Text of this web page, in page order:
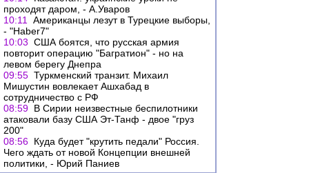
проходят даром, - А.Уваров
10:11
Американцы лезут в Турецкие выборы,
- "Haber7"
10:03 США боятся, что русская армия
повторит операцию "Багратион" - но на
левом берегу Днепра
09:55 Туркменский транзит. Михаил
Мишустин вовлекает Ашхабад в
сотрудничество с РФ
08:59 В Сирии неизвестные беспилотники
атаковали базу США Эт-Танф - двое "груз
200"
08:56 Куда будет "крутить педали" Россия.
Чего ждать от новой Концепции внешней
политики, - Юрий Паниев